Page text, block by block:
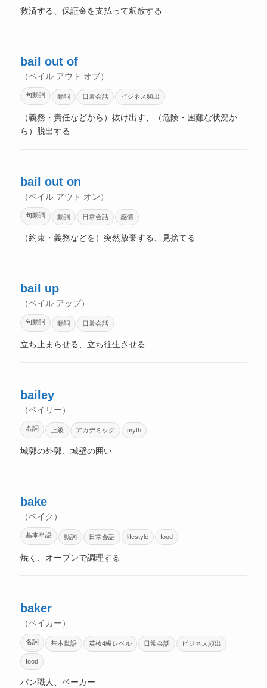
救済する、保証金を支払って釈放する
bail out of
（ベイル アウト オブ）
句動詞 動詞 日常会話 ビジネス頻出
（義務・責任などから）抜け出す、（危険・困難な状況か
ら）脱出する
bail out on
（ベイル アウト オン）
句動詞 動詞 日常会話 感情
（約束・義務などを）突然放棄する、見捨てる
bail up
（ベイル アップ）
句動詞 動詞 日常会話
立ち止まらせる、立ち往生させる
bailey
（ベイリー）
名詞 上級 アカデミック myth
城郭の外郭、城壁の囲い
bake
（ベイク）
基本単語 動詞 日常会話 lifestyle food
焼く、オーブンで調理する
baker
（ベイカー）
名詞 基本単語 英検4級レベル 日常会話 ビジネス頻出
food
パン職人、ベーカー